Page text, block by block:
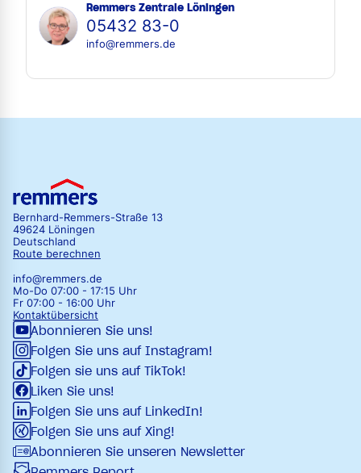
Remmers Zentrale Löningen
05432 83-0
info@remmers.de
Bernhard-Remmers-Straße 13
49624 Löningen
Deutschland
Route berechnen
info@remmers.de
Mo-Do 07:00 - 17:15 Uhr
Fr 07:00 - 16:00 Uhr
Kontaktübersicht
Abonnieren Sie uns!
Folgen Sie uns auf Instagram!
Folgen sie uns auf TikTok!
Liken Sie uns!
Folgen Sie uns auf LinkedIn!
Folgen Sie uns auf Xing!
Abonnieren Sie unseren Newsletter